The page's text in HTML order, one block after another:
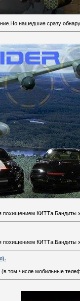
нашедшие сразу
КИТТа.Бандиты
КИТТа.Бандиты
том числе мобильные